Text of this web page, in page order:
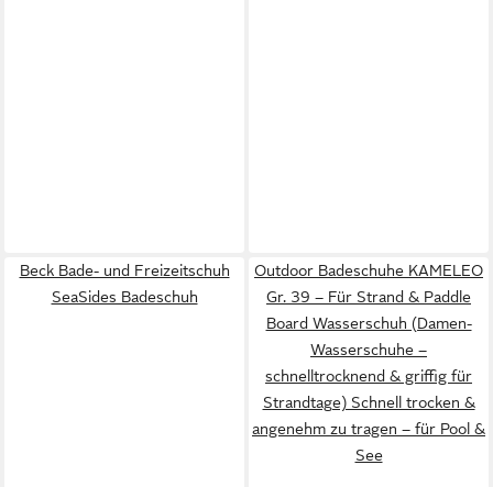
Beck Bade- und Freizeitschuh
SeaSides Badeschuh
Outdoor Badeschuhe KAMELEO
Gr. 39 – Für Strand & Paddle
Board Wasserschuh (Damen-
Wasserschuhe –
schnelltrocknend & griffig für
Strandtage) Schnell trocken &
angenehm zu tragen – für Pool &
See